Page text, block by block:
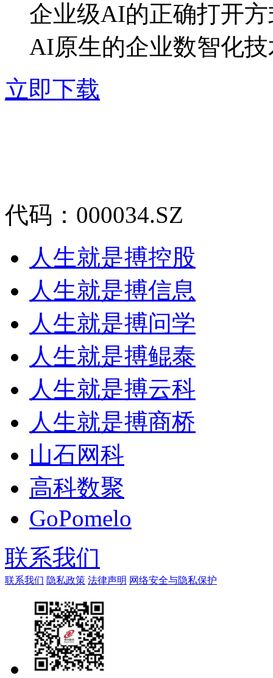
企业级AI的正确打开
AI原生的企业数智化
立即下载
代码：000034.SZ
人生就是搏控股
人生就是搏信息
人生就是搏问学
人生就是搏鲲泰
人生就是搏云科
人生就是搏商桥
山石网科
高科数聚
GoPomelo
联系我们
联系我们 隐私政策 法律声明 网络安全与隐私保护